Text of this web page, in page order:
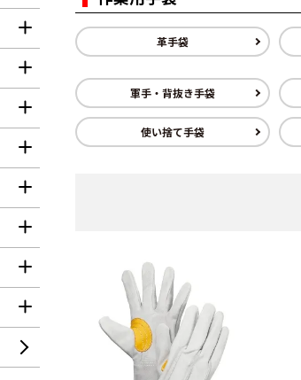
革手袋
軍手・背抜き手袋
使い捨て手袋